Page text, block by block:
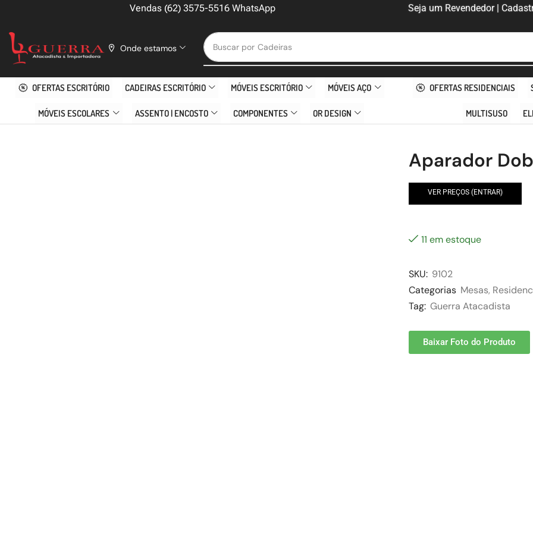
Vendas (62) 3575-5516 WhatsApp Seja um Revendedor |
Onde estamos Buscar por Cadeiras
OFERTAS ESCRITÓRIO CADEIRAS ESCRITÓRIO MÓVEIS ESCRITÓRIO MÓVEIS AÇO
MÓVEIS ESCOLARES ASSENTO | ENCOSTO COMPONENTES OR DESIGN
OFERTAS RESIDENCIAIS
MULTISUSO
Aparador
VER PREÇOS (ENTRAR)
11 em estoque
SKU: 9102
Categorias Mesas,
Tag: Guerra Atacadista
Baixar Foto do Produto